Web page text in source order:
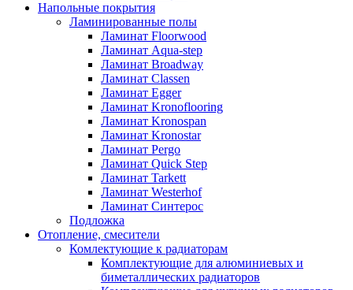
Напольные покрытия
Ламинированные полы
Ламинат Floorwood
Ламинат Aqua-step
Ламинат Broadway
Ламинат Classen
Ламинат Egger
Ламинат Kronoflooring
Ламинат Kronospan
Ламинат Kronostar
Ламинат Pergo
Ламинат Quick Step
Ламинат Tarkett
Ламинат Westerhof
Ламинат Синтерос
Подложка
Отопление, смесители
Комлектующие к радиаторам
Комплектующие для алюминиевых и
биметаллических радиаторов